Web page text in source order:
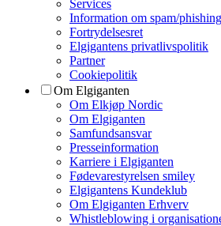
Services
Information om spam/
Fortrydelsesret
Elgigantens privatlivspolitik
Partner
Cookiepolitik
Om Elgiganten
Om Elkjøp Nordic
Om Elgiganten
Samfundsansvar
Presseinformation
Karriere i Elgiganten
Fødevarestyrelsen smiley
Elgigantens Kundeklub
Om Elgiganten Erhverv
Whistleblowing i